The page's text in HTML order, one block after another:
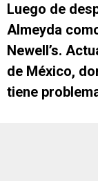
Luego de
Almeyda
Newell’s.
de México,
tiene